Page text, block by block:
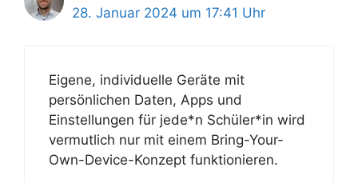
28. Januar 2024 um 17:41 Uhr
Eigene, individuelle Geräte mit
persönlichen Daten, Apps und
Einstellungen für jede*n Schüler*in wird
vermutlich nur mit einem Bring-Your-
Own-Device-Konzept funktionieren.